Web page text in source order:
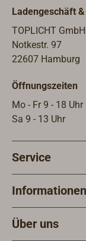
ss
ng inklusive
2
nmaß 37
Türstärke
mm.
Ladengeschäft
TOPLICHT GmbH
Notkestr. 97
22607 Hamburg
Öffnungszeiten
Mo - Fr 9 - 18 Uhr
Sa 9 - 13 Uhr
Service
Informationen
Über uns